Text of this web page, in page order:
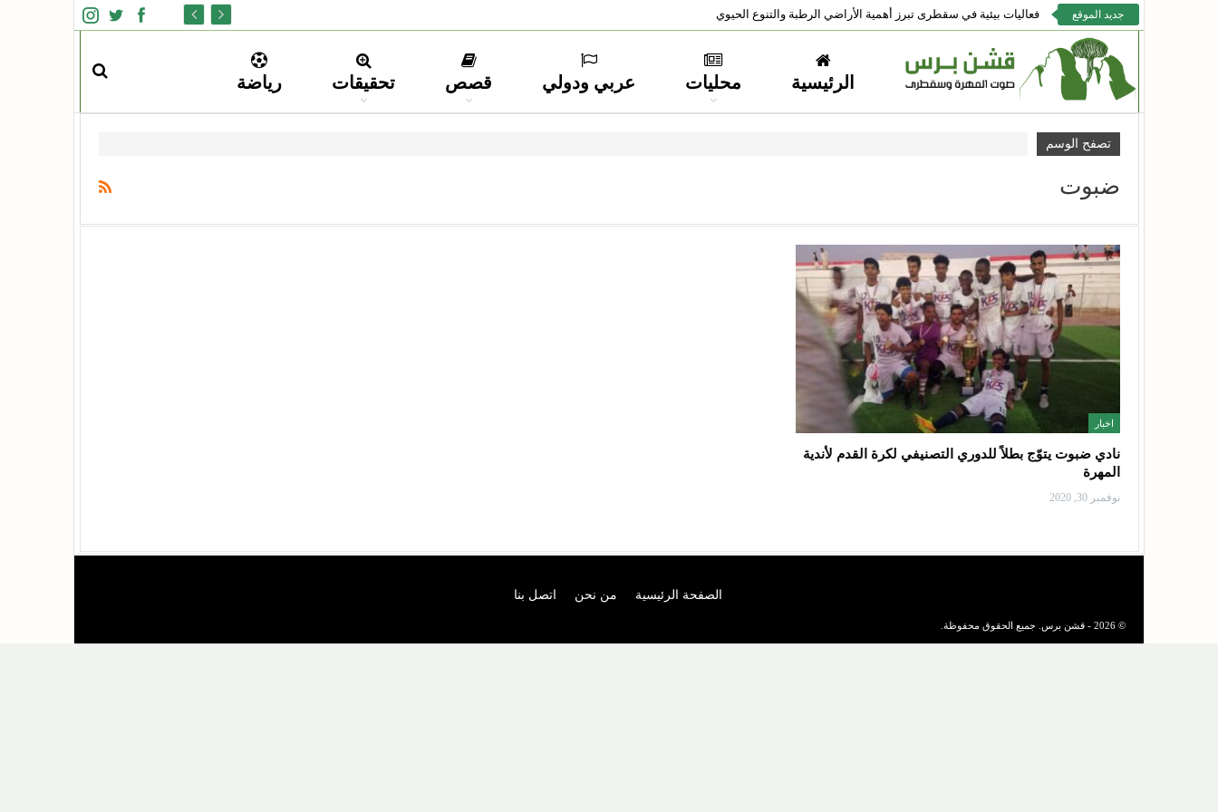
جديد الموقع فعاليات بيئية في سقطرى تبرز أهمية الأراضي الرطبة والتنوع الحيوي
الرئيسية محليات عربي ودولي قصص تحقيقات رياضة
تصفح الوسم
ضبوت
اخبار
نادي ضبوت يتوّج بطلاً للدوري التصنيفي لكرة القدم لأندية
المهرة
نوفمبر 30, 2020
الصفحة الرئيسية من نحن اتصل بنا
© 2026 - قشن برس. جميع الحقوق محفوظة.